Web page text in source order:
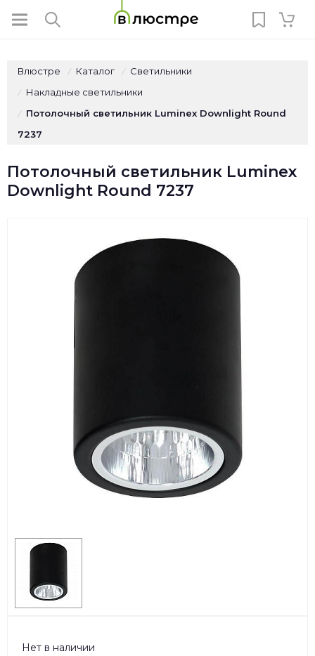
Влюстре / Каталог / Светильники
/ Накладные светильники
/
Потолочный светильник Luminex Downlight Round
7237
Потолочный светильник Luminex
Downlight Round 7237
Нет в наличии